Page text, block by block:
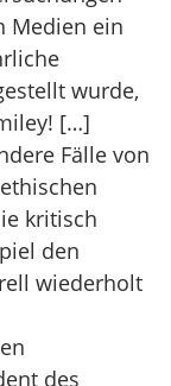
Medien ein
wurde,
[…]
Fälle von
kritisch
den
wiederholt
des